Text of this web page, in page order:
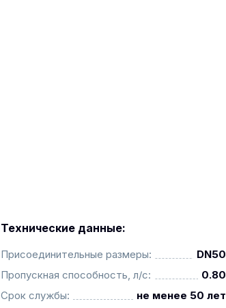
Технические данные:
Присоединительные размеры:
DN50
Пропускная способность, л/с:
0.80
Срок службы:
не менее 50 лет